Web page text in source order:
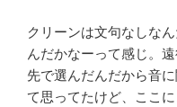
クリーンは文句なしな
んだかなーって感じ。
先で選んだんだから音
て思ってたけど、ここに